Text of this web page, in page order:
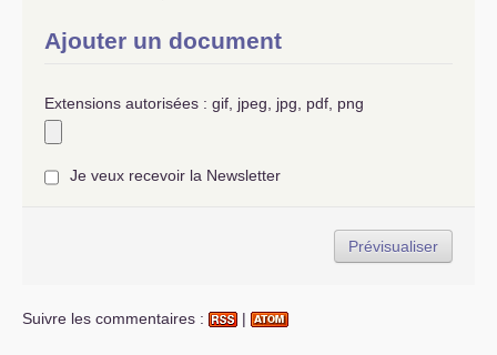
Ajouter un document
Extensions autorisées : gif, jpeg, jpg, pdf, png
Je veux recevoir la Newsletter
Suivre les commentaires : |